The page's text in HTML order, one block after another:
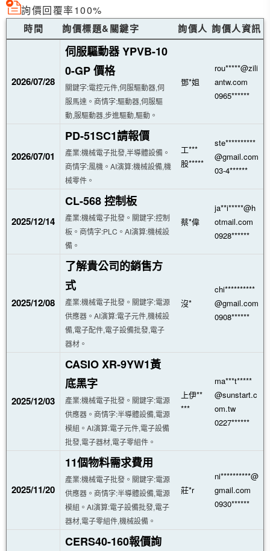
詢價回覆率100%
時間 詢價標題&關鍵字 詢價人 詢價人資訊
2026/07/28
伺服驅動器 YPVB-10
0-GP 價格
關鍵字:電控元件,伺服驅動器,伺
服馬達。商情字:驅動器,伺服驅
動,服驅動器,步進驅動,驅動。
鄧*姐
rou*****@zili
antw.com
0965******
2026/07/01
PD-51SC1請報價
產業:機械電子批發,半導體設備。
商情字:風機。AI演算:機械設備,機
械零件。
工***
股*****
ste**********
@gmail.com
03-4******
2025/12/14
CL-568 控制板
產業:機械電子批發。關鍵字:控制
板。商情字:PLC。AI演算:機械設
備。
蔡*偉
ja**i*****@h
otmail.com
0928******
2025/12/08
了解貴公司的銷售方
式
產業:機械電子批發。關鍵字:電源
供應器。AI演算:電子元件,機械設
備,電子配件,電子設備批發,電子
器材。
沒*
chi**********
@gmail.com
0908******
2025/12/03
CASIO XR-9YW1黃
底黑字
產業:機械電子批發。關鍵字:電源
供應器。商情字:半導體設備,電源
模組。AI演算:電子元件,電子設備
批發,電子器材,電子零組件。
上伊**
***
ma***t*****
@sunstart.c
om.tw
0227******
2025/11/20
11個物料需求費用
產業:機械電子批發。關鍵字:電源
供應器。商情字:半導體設備,電源
模組。AI演算:電子設備批發,電子
器材,電子零組件,機械設備。
莊*r
ni**********@
gmail.com
0930******
CERS40-160報價詢